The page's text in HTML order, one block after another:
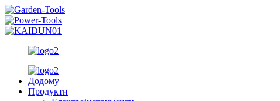
Додому
Продукти